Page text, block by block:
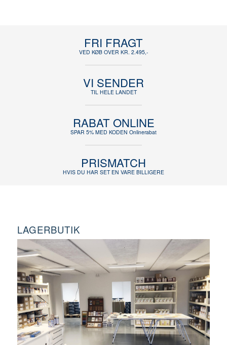
FRI FRAGT
VED KØB OVER KR. 2.495,-
VI SENDER
TIL HELE LANDET
RABAT ONLINE
SPAR 5% MED KODEN Onlinerabat
PRISMATCH
HVIS DU HAR SET EN VARE BILLIGERE
LAGERBUTIK